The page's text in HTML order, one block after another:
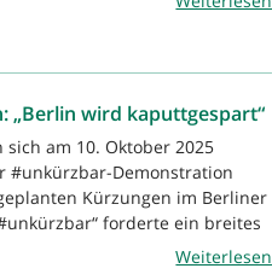
wird kaputtgespart“
am 10. Oktober 2025
#unkürzbar-Demonstration
Kürzungen im Berliner
forderte ein breites
Weiterlesen